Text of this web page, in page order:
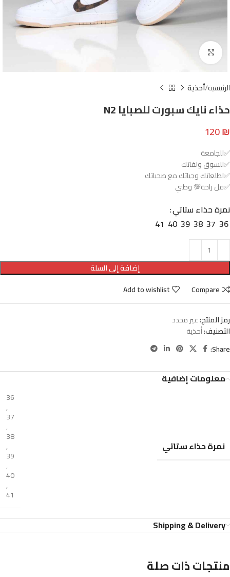
Click to enlarge
الرئيسية أحذية
حذاء نايك سبورت للصبايا N2
120₪
✅للجامعة
✅للسوق ولفاتك
✅لطلعاتك وجياتك مع صحباتك
✅فل راحة💯 وطبي
نمرة حذاء ستاتي
36
37
38
39
40
41
إضافة إلى السلة
Compare
Add to wishlist
رمز المنتج:غير محدد
التصنيف:أحذية
Share:
معلومات إضافية
نمرة حذاء ستاتي
36
,
37
,
38
,
39
,
40
,
41
Shipping & Delivery
منتجات ذات صلة